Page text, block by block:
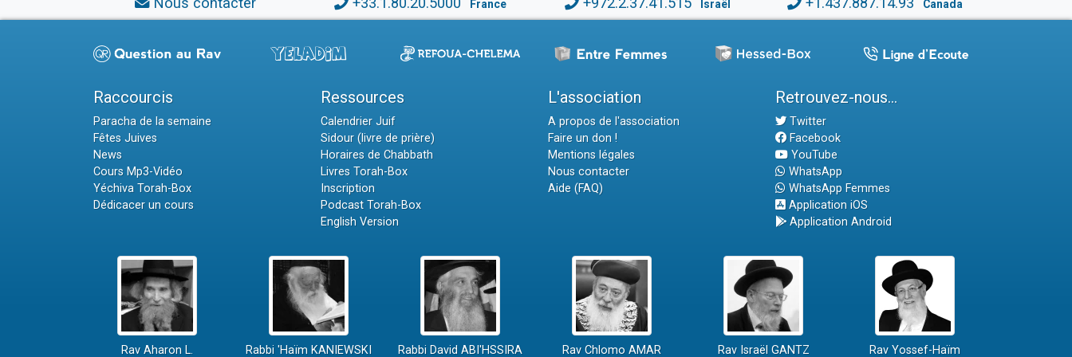
France Israël Canada
Raccourcis
Paracha de la semaine
Fêtes Juives
News
Cours Mp3-Vidéo
Yéchiva Torah-Box
Dédicacer un cours
Ressources
Calendrier Juif
Sidour (livre de prière)
Horaires de Chabbath
Livres Torah-Box
Inscription
Podcast Torah-Box
English Version
L'association
A propos de l'association
Faire un don !
Mentions légales
Nous contacter
Aide (FAQ)
Retrouvez-nous...
Twitter
Facebook
YouTube
WhatsApp
WhatsApp Femmes
Application iOS
Application Android
Rav Aharon L. Rabbi 'Haïm KANIEWSKI Rabbi David ABI'HSSIRA Rav Chlomo AMAR Rav Israël GANTZ Rav Yossef-Haïm